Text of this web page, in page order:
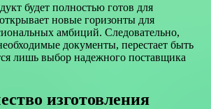
будет полностью готов для
новые горизонты для
амбиций. Следовательно,
документы, перестает быть
лишь выбор надежного поставщика
изготовления